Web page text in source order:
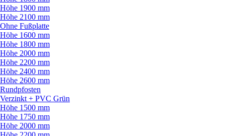
Höhe 1900 mm
Höhe 2100 mm
Ohne Fußplatte
Höhe 1600 mm
Höhe 1800 mm
Höhe 2000 mm
Höhe 2200 mm
Höhe 2400 mm
Höhe 2600 mm
Rundpfosten
Verzinkt + PVC Grün
Höhe 1500 mm
Höhe 1750 mm
Höhe 2000 mm